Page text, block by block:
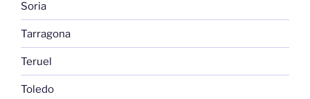
Soria
Tarragona
Teruel
Toledo